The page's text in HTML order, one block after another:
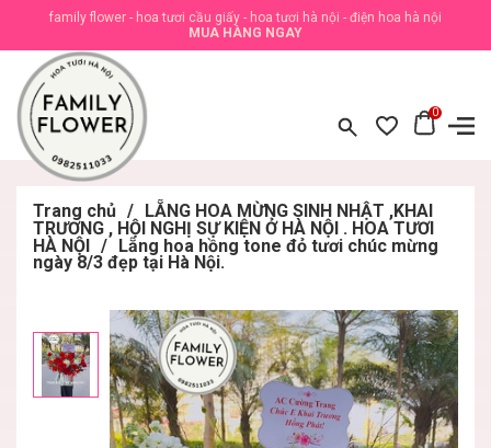
family flower - hoa tươi cầu giấy - hoa tươi hà nội - điện hoa hà nội
MUA HÀNG NGAY
0
Trang chủ / LẴNG HOA MỪNG SINH NHẬT ,KHAI
TRƯƠNG , HỘI NGHỊ SỰ KIỆN Ở HÀ NỘI . HOA TƯƠI
HÀ NỘI / Lẵng hoa hồng tone đỏ tươi chúc mừng
ngày 8/3 đẹp tại Hà Nội.